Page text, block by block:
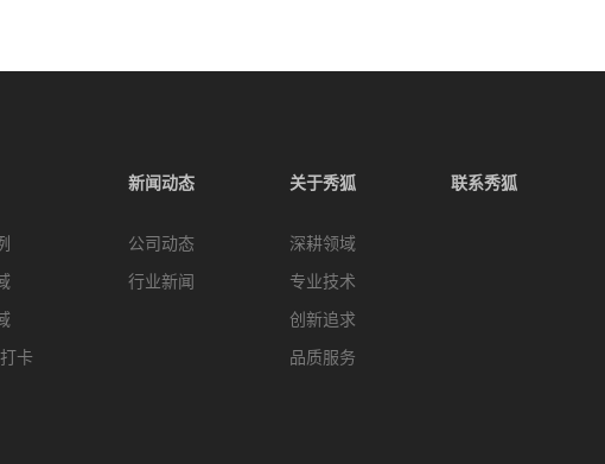
卡
新闻动态
公司动态
行业新闻
关于秀狐
深耕领域
专业技术
创新追求
品质服务
联系秀狐